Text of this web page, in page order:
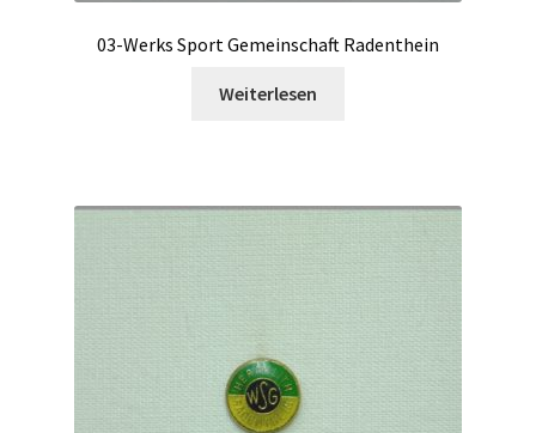
03-Werks Sport Gemeinschaft Radenthein
Weiterlesen